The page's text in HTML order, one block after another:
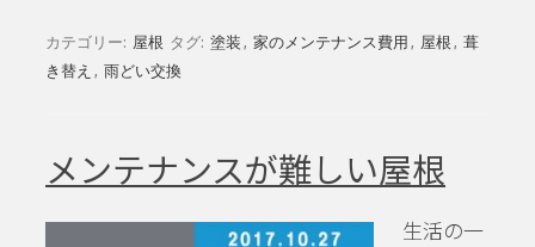
カテゴリー: 屋根 タグ: 塗装 , 家のメンテナンス費用 , 屋根 , 葺
き替え , 雨どい交換
メンテナンスが難しい屋根
生活の一